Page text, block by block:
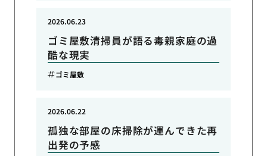
ゴミ屋敷清掃員が語る毒親家庭の過
酷な現実
2026.06.23
ゴミ屋敷
孤独な部屋の床掃除が運んできた再
出発の予感
2026.06.22